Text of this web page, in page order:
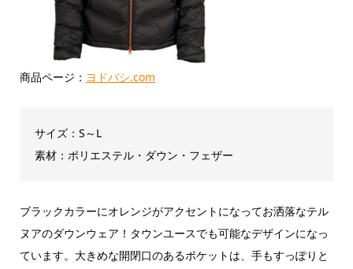
商品ページ： ヨドバシ.com
サイズ：S～L
素材：ポリエステル・ダウン・フェザー
ブラックカラーにオレンジがアクセントになってお洒落なテル
ヌアのダウンウェア！タウンユースでも可能なデザインになっ
ています。大きめな開閉口のあるポケットは、手もすっぽりと